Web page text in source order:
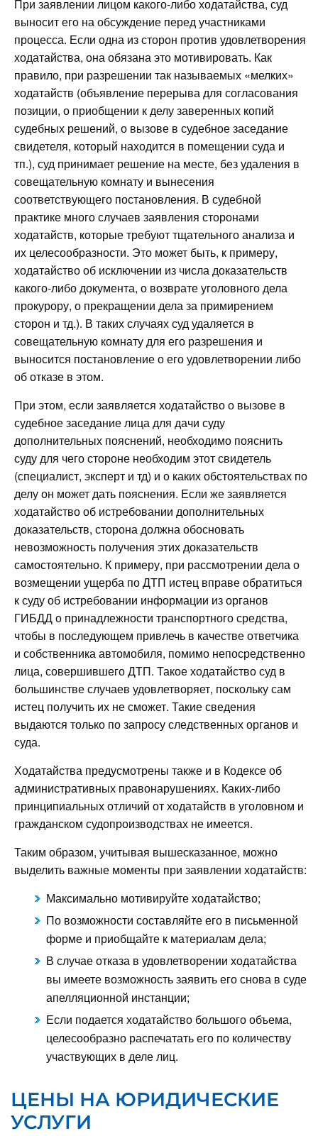
При заявлении лицом какого-либо ходатайства, суд
выносит его на обсуждение перед участниками
процесса. Если одна из сторон против удовлетворения
ходатайства, она обязана это мотивировать. Как
правило, при разрешении так называемых «мелких»
ходатайств (объявление перерыва для согласования
позиции, о приобщении к делу заверенных копий
судебных решений, о вызове в судебное заседание
свидетеля, который находится в помещении суда и
тп.), суд принимает решение на месте, без удаления в
совещательную комнату и вынесения
соответствующего постановления. В судебной
практике много случаев заявления сторонами
ходатайств, которые требуют тщательного анализа и
их целесообразности. Это может быть, к примеру,
ходатайство об исключении из числа доказательств
какого-либо документа, о возврате уголовного дела
прокурору, о прекращении дела за примирением
сторон и тд.). В таких случаях суд удаляется в
совещательную комнату для его разрешения и
выносится постановление о его удовлетворении либо
об отказе в этом.
При этом, если заявляется ходатайство о вызове в
судебное заседание лица для дачи суду
дополнительных пояснений, необходимо пояснить
суду для чего стороне необходим этот свидетель
(специалист, эксперт и тд) и о каких обстоятельствах по
делу он может дать пояснения. Если же заявляется
ходатайство об истребовании дополнительных
доказательств, сторона должна обосновать
невозможность получения этих доказательств
самостоятельно. К примеру, при рассмотрении дела о
возмещении ущерба по ДТП истец вправе обратиться
к суду об истребовании информации из органов
ГИБДД о принадлежности транспортного средства,
чтобы в последующем привлечь в качестве ответчика
и собственника автомобиля, помимо непосредственно
лица, совершившего ДТП. Такое ходатайство суд в
большинстве случаев удовлетворяет, поскольку сам
истец получить их не сможет. Такие сведения
выдаются только по запросу следственных органов и
суда.
Ходатайства предусмотрены также и в Кодексе об
административных правонарушениях. Каких-либо
принципиальных отличий от ходатайств в уголовном и
гражданском судопроизводствах не имеется.
Таким образом, учитывая вышесказанное, можно
выделить важные моменты при заявлении ходатайств:
Максимально мотивируйте ходатайство;
По возможности составляйте его в письменной
форме и приобщайте к материалам дела;
В случае отказа в удовлетворении ходатайства
вы имеете возможность заявить его снова в суде
апелляционной инстанции;
Если подается ходатайство большого объема,
целесообразно распечатать его по количеству
участвующих в деле лиц.
ЦЕНЫ НА ЮРИДИЧЕСКИЕ
УСЛУГИ